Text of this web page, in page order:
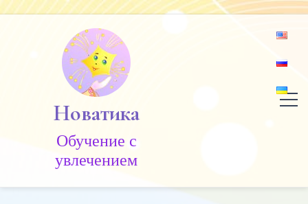
Skip
Новатика
Обучение c
увлечением